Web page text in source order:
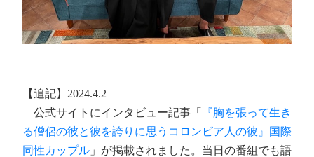
【追記】2024.4.2
公式サイトにインタビュー記事「
『胸を張って生き
る僧侶の彼と彼を誇りに思うコロンビア人の彼』国際
同性カップル 」が掲載されました。当日の番組でも語